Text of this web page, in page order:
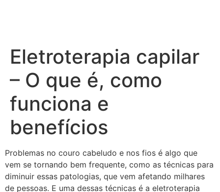
Eletroterapia capilar
– O que é, como
funciona e
benefícios
Problemas no couro cabeludo e nos fios é algo que
vem se tornando bem frequente, como as técnicas para
diminuir essas patologias, que vem afetando milhares
de pessoas. E uma dessas técnicas é a eletroterapia